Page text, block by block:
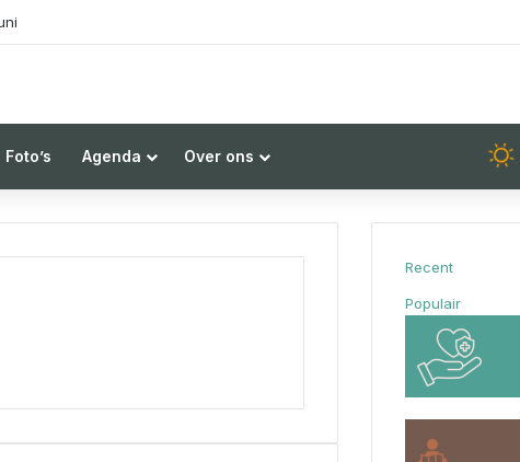
Foto’s Agenda Over ons
Recent
Populair